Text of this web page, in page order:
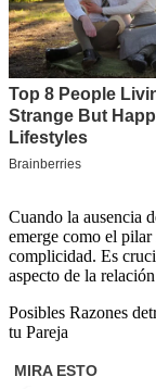
Cuando la ausencia
emerge como el
complicidad. Es
aspecto de la
Posibles Razones
tu Pareja